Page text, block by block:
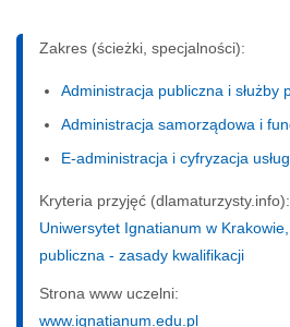
Zakres (ścieżki, specjalności):
Administracja publiczna i służby
Administracja samorządowa i
E-administracja i cyfryzacja
Kryteria przyjęć (dlamaturzysty.info):
Uniwersytet Ignatianum w
publiczna - zasady kwalifikacji
Strona www uczelni:
www.ignatianum.edu.pl